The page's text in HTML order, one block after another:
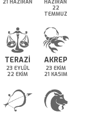
21 HAZİRAN
HAZİRAN
22
TEMMUZ
TERAZİ
23 EYLÜL
22 EKİM
AKREP
23 EKİM
21 KASIM